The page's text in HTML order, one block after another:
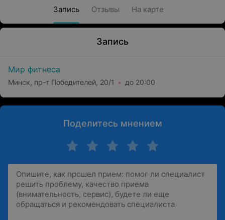
Запись Отзывы На карте
Запись
Мир фитнеса
Минск, пр-т Победителей, 20/1 до 20:00
Поделитесь мнением